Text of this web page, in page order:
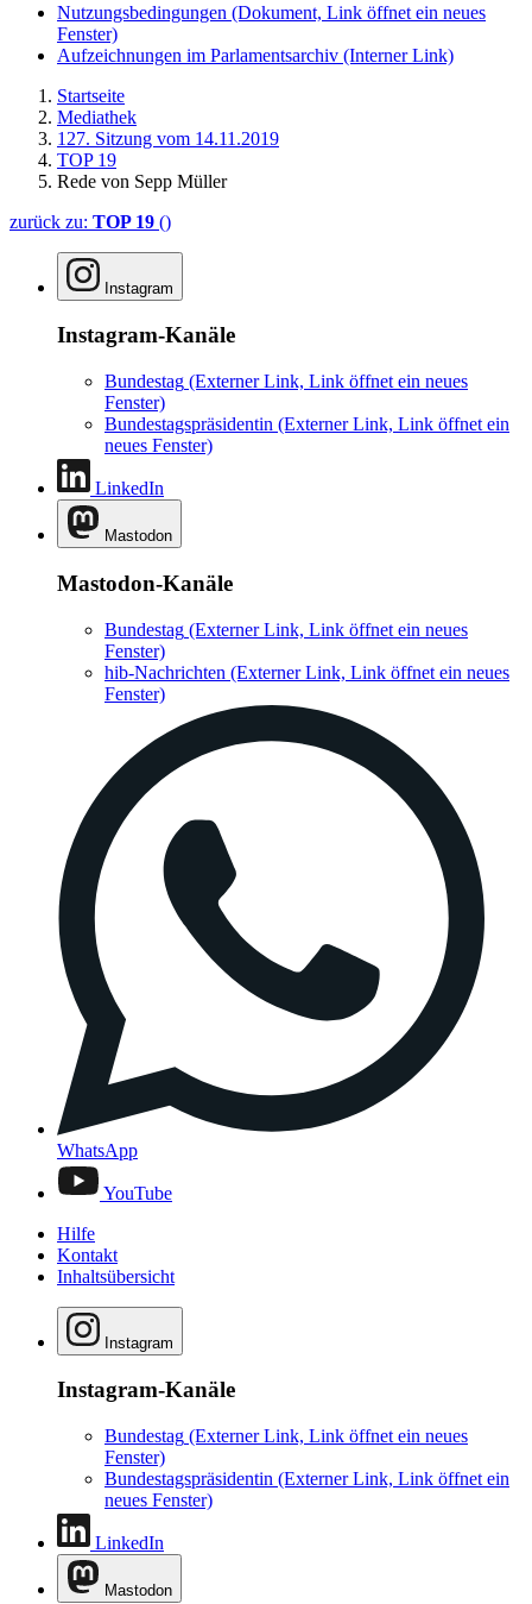
Nutzungsbedingungen (Dokument, Link öffnet ein neues
Fenster)
Aufzeichnungen im Parlamentsarchiv (Interner Link)
Startseite
Mediathek
127. Sitzung vom 14.11.2019
TOP 19
Rede von Sepp Müller
zurück zu: TOP 19 ()
Instagram
Instagram-Kanäle
Bundestag (Externer Link, Link öffnet ein neues
Fenster)
Bundestagspräsidentin (Externer Link, Link öffnet ein
neues Fenster)
LinkedIn
Mastodon
Mastodon-Kanäle
Bundestag (Externer Link, Link öffnet ein neues
Fenster)
hib-Nachrichten (Externer Link, Link öffnet ein neues
Fenster)
WhatsApp
YouTube
Hilfe
Kontakt
Inhaltsübersicht
Instagram
Instagram-Kanäle
Bundestag (Externer Link, Link öffnet ein neues
Fenster)
Bundestagspräsidentin (Externer Link, Link öffnet ein
neues Fenster)
LinkedIn
Mastodon